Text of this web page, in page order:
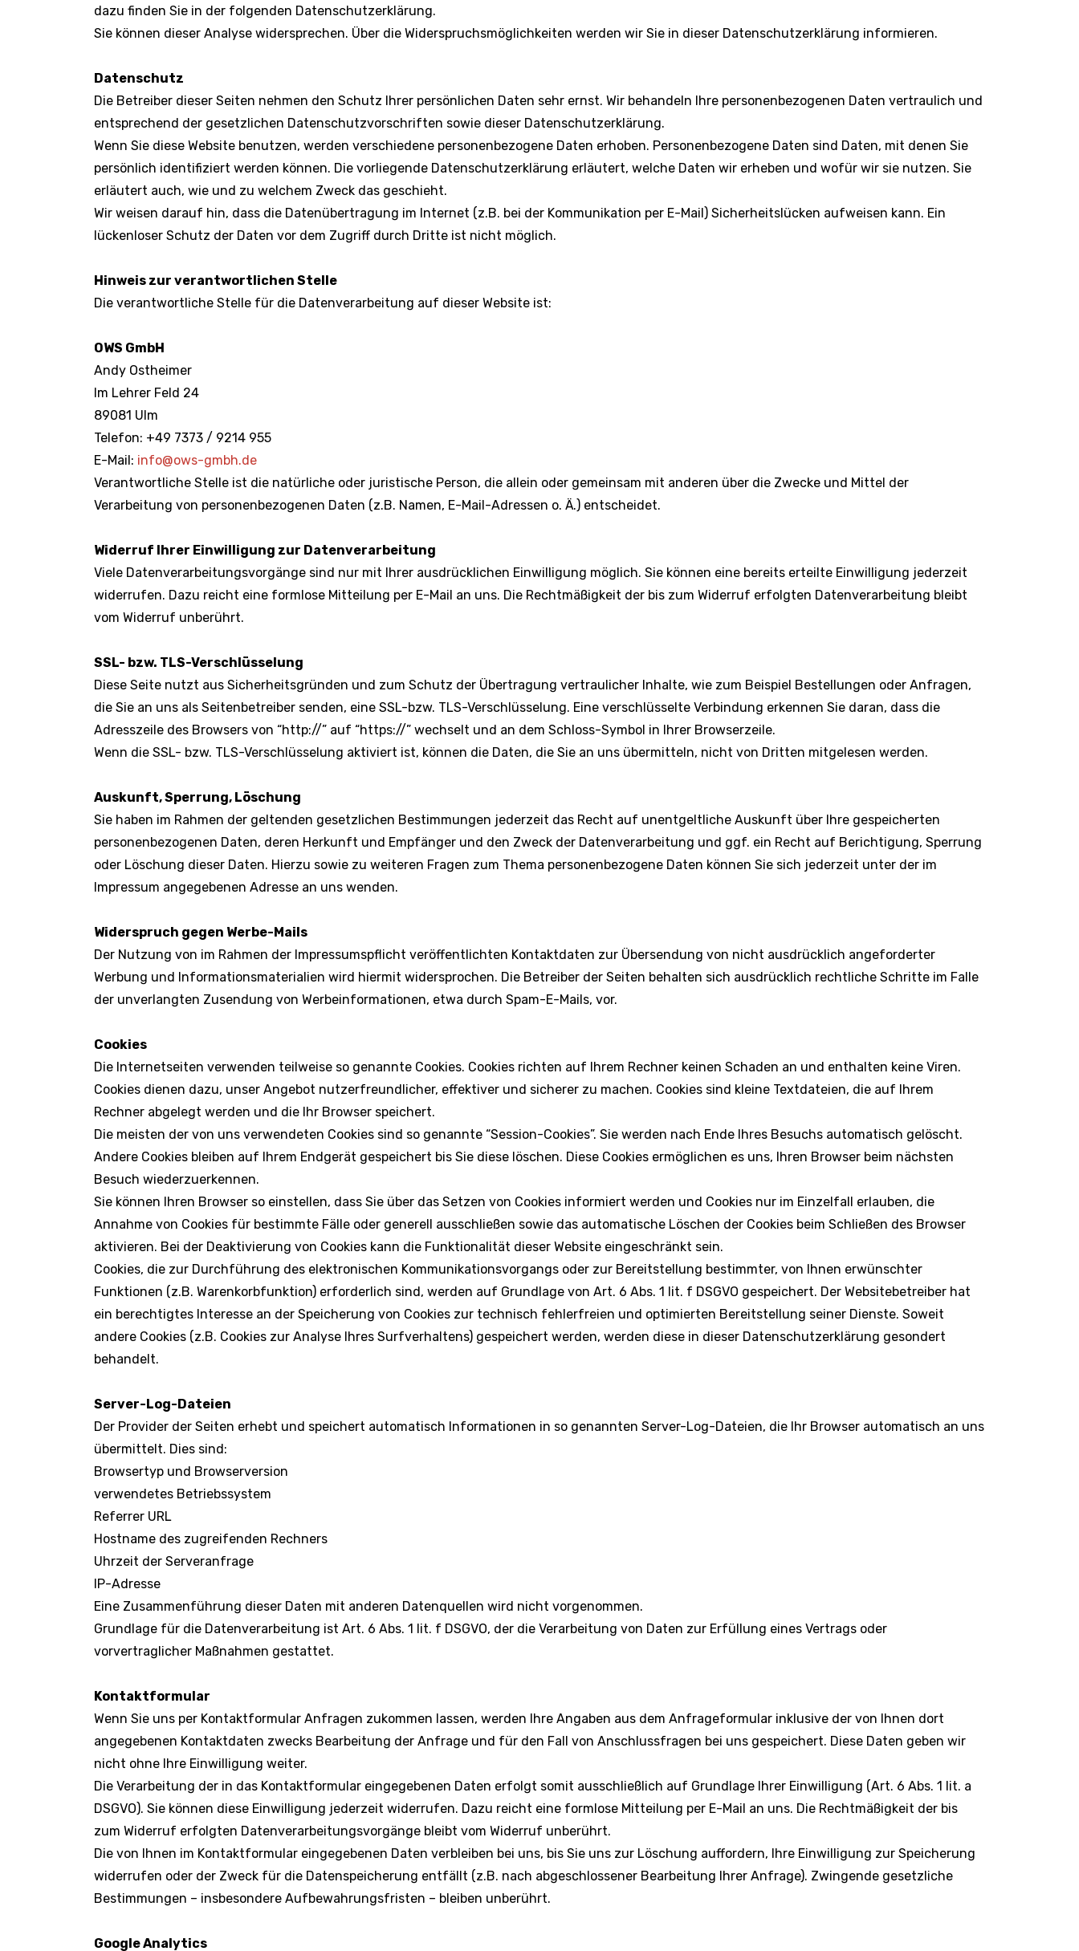
dazu finden Sie in der folgenden Datenschutzerklärung.
Sie können dieser Analyse widersprechen. Über die Widerspruchsmöglichkeiten werden wir Sie in dieser Datenschutzerklärung informieren.
Datenschutz
Die Betreiber dieser Seiten nehmen den Schutz Ihrer persönlichen Daten sehr ernst. Wir behandeln Ihre personenbezogenen Daten vertraulich und
entsprechend der gesetzlichen Datenschutzvorschriften sowie dieser Datenschutzerklärung.
Wenn Sie diese Website benutzen, werden verschiedene personenbezogene Daten erhoben. Personenbezogene Daten sind Daten, mit denen Sie
persönlich identifiziert werden können. Die vorliegende Datenschutzerklärung erläutert, welche Daten wir erheben und wofür wir sie nutzen. Sie
erläutert auch, wie und zu welchem Zweck das geschieht.
Wir weisen darauf hin, dass die Datenübertragung im Internet (z.B. bei der Kommunikation per E-Mail) Sicherheitslücken aufweisen kann. Ein
lückenloser Schutz der Daten vor dem Zugriff durch Dritte ist nicht möglich.
Hinweis zur verantwortlichen Stelle
Die verantwortliche Stelle für die Datenverarbeitung auf dieser Website ist:
OWS GmbH
Andy Ostheimer
Im Lehrer Feld 24
89081 Ulm
Telefon: +49 7373 / 9214 955
E-Mail: info@ows-gmbh.de
Verantwortliche Stelle ist die natürliche oder juristische Person, die allein oder gemeinsam mit anderen über die Zwecke und Mittel der
Verarbeitung von personenbezogenen Daten (z.B. Namen, E-Mail-Adressen o. Ä.) entscheidet.
Widerruf Ihrer Einwilligung zur Datenverarbeitung
Viele Datenverarbeitungsvorgänge sind nur mit Ihrer ausdrücklichen Einwilligung möglich. Sie können eine bereits erteilte Einwilligung jederzeit
widerrufen. Dazu reicht eine formlose Mitteilung per E-Mail an uns. Die Rechtmäßigkeit der bis zum Widerruf erfolgten Datenverarbeitung bleibt
vom Widerruf unberührt.
SSL- bzw. TLS-Verschlüsselung
Diese Seite nutzt aus Sicherheitsgründen und zum Schutz der Übertragung vertraulicher Inhalte, wie zum Beispiel Bestellungen oder Anfragen,
die Sie an uns als Seitenbetreiber senden, eine SSL-bzw. TLS-Verschlüsselung. Eine verschlüsselte Verbindung erkennen Sie daran, dass die
Adresszeile des Browsers von “http://” auf “https://” wechselt und an dem Schloss-Symbol in Ihrer Browserzeile.
Wenn die SSL- bzw. TLS-Verschlüsselung aktiviert ist, können die Daten, die Sie an uns übermitteln, nicht von Dritten mitgelesen werden.
Auskunft, Sperrung, Löschung
Sie haben im Rahmen der geltenden gesetzlichen Bestimmungen jederzeit das Recht auf unentgeltliche Auskunft über Ihre gespeicherten
personenbezogenen Daten, deren Herkunft und Empfänger und den Zweck der Datenverarbeitung und ggf. ein Recht auf Berichtigung, Sperrung
oder Löschung dieser Daten. Hierzu sowie zu weiteren Fragen zum Thema personenbezogene Daten können Sie sich jederzeit unter der im
Impressum angegebenen Adresse an uns wenden.
Widerspruch gegen Werbe-Mails
Der Nutzung von im Rahmen der Impressumspflicht veröffentlichten Kontaktdaten zur Übersendung von nicht ausdrücklich angeforderter
Werbung und Informationsmaterialien wird hiermit widersprochen. Die Betreiber der Seiten behalten sich ausdrücklich rechtliche Schritte im Falle
der unverlangten Zusendung von Werbeinformationen, etwa durch Spam-E-Mails, vor.
Cookies
Die Internetseiten verwenden teilweise so genannte Cookies. Cookies richten auf Ihrem Rechner keinen Schaden an und enthalten keine Viren.
Cookies dienen dazu, unser Angebot nutzerfreundlicher, effektiver und sicherer zu machen. Cookies sind kleine Textdateien, die auf Ihrem
Rechner abgelegt werden und die Ihr Browser speichert.
Die meisten der von uns verwendeten Cookies sind so genannte “Session-Cookies”. Sie werden nach Ende Ihres Besuchs automatisch gelöscht.
Andere Cookies bleiben auf Ihrem Endgerät gespeichert bis Sie diese löschen. Diese Cookies ermöglichen es uns, Ihren Browser beim nächsten
Besuch wiederzuerkennen.
Sie können Ihren Browser so einstellen, dass Sie über das Setzen von Cookies informiert werden und Cookies nur im Einzelfall erlauben, die
Annahme von Cookies für bestimmte Fälle oder generell ausschließen sowie das automatische Löschen der Cookies beim Schließen des Browser
aktivieren. Bei der Deaktivierung von Cookies kann die Funktionalität dieser Website eingeschränkt sein.
Cookies, die zur Durchführung des elektronischen Kommunikationsvorgangs oder zur Bereitstellung bestimmter, von Ihnen erwünschter
Funktionen (z.B. Warenkorbfunktion) erforderlich sind, werden auf Grundlage von Art. 6 Abs. 1 lit. f DSGVO gespeichert. Der Websitebetreiber hat
ein berechtigtes Interesse an der Speicherung von Cookies zur technisch fehlerfreien und optimierten Bereitstellung seiner Dienste. Soweit
andere Cookies (z.B. Cookies zur Analyse Ihres Surfverhaltens) gespeichert werden, werden diese in dieser Datenschutzerklärung gesondert
behandelt.
Server-Log-Dateien
Der Provider der Seiten erhebt und speichert automatisch Informationen in so genannten Server-Log-Dateien, die Ihr Browser automatisch an uns
übermittelt. Dies sind:
Browsertyp und Browserversion
verwendetes Betriebssystem
Referrer URL
Hostname des zugreifenden Rechners
Uhrzeit der Serveranfrage
IP-Adresse
Eine Zusammenführung dieser Daten mit anderen Datenquellen wird nicht vorgenommen.
Grundlage für die Datenverarbeitung ist Art. 6 Abs. 1 lit. f DSGVO, der die Verarbeitung von Daten zur Erfüllung eines Vertrags oder
vorvertraglicher Maßnahmen gestattet.
Kontaktformular
Wenn Sie uns per Kontaktformular Anfragen zukommen lassen, werden Ihre Angaben aus dem Anfrageformular inklusive der von Ihnen dort
angegebenen Kontaktdaten zwecks Bearbeitung der Anfrage und für den Fall von Anschlussfragen bei uns gespeichert. Diese Daten geben wir
nicht ohne Ihre Einwilligung weiter.
Die Verarbeitung der in das Kontaktformular eingegebenen Daten erfolgt somit ausschließlich auf Grundlage Ihrer Einwilligung (Art. 6 Abs. 1 lit. a
DSGVO). Sie können diese Einwilligung jederzeit widerrufen. Dazu reicht eine formlose Mitteilung per E-Mail an uns. Die Rechtmäßigkeit der bis
zum Widerruf erfolgten Datenverarbeitungsvorgänge bleibt vom Widerruf unberührt.
Die von Ihnen im Kontaktformular eingegebenen Daten verbleiben bei uns, bis Sie uns zur Löschung auffordern, Ihre Einwilligung zur Speicherung
widerrufen oder der Zweck für die Datenspeicherung entfällt (z.B. nach abgeschlossener Bearbeitung Ihrer Anfrage). Zwingende gesetzliche
Bestimmungen – insbesondere Aufbewahrungsfristen – bleiben unberührt.
Google Analytics